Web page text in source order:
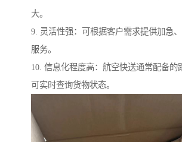
大。
9. 灵活性强：可根据客户需求提供加急
服务。
10. 信息化程度高：航空快送通常配备的
可实时查询货物状态。